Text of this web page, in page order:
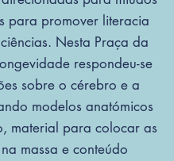
para promover literacia
Nesta Praça da
respondeu-se
sobre o cérebro e a
modelos anatómicos
material para colocar as
massa e conteúdo